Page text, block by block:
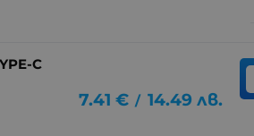
C
7.41 € / 14.49 лв.